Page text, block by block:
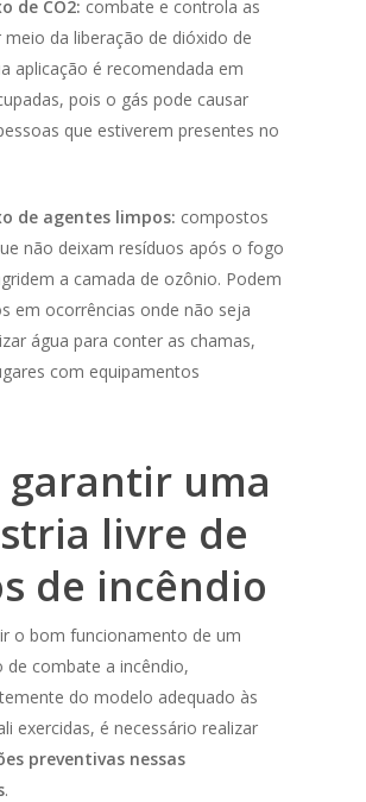
de CO2: combate e controla as
meio da liberação de dióxido de
aplicação é recomendada em
pois o gás pode causar
que estiverem presentes no
de agentes limpos: compostos
não deixam resíduos após o fogo
a camada de ozônio. Podem
em ocorrências onde não seja
água para conter as chamas,
com equipamentos
garantir uma
livre de
de incêndio
o bom funcionamento de um
de combate a incêndio,
do modelo adequado às
exercidas, é necessário realizar
preventivas nessas
.